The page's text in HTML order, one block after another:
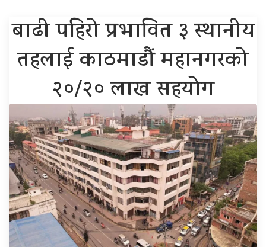
बाढी पहिरो प्रभावित ३ स्थानीय
तहलाई काठमाडौं महानगरको
२०/२० लाख सहयोग